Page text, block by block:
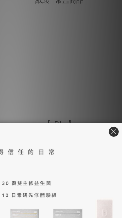
【 BL 】
袋 - 常溫商品
NT$1
加入購物車